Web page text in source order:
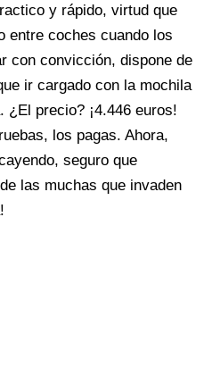
y rápido, virtud que
entre coches cuando los
con convicción, dispone de
ir cargado con la mochila
precio? ¡4.446 euros!
los pagas. Ahora,
seguro que
las muchas que invaden